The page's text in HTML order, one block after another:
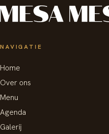
NAVIGATIE
Home
Over ons
Menu
Agenda
Galerij